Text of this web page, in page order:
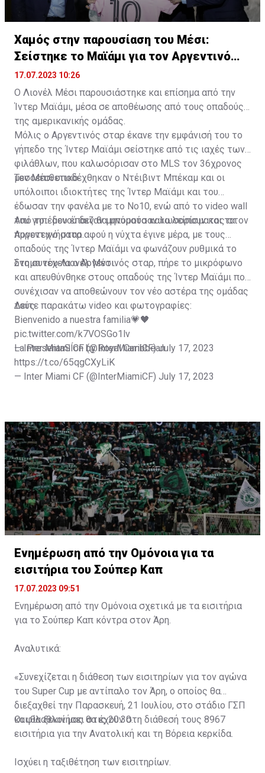
Χαμός στην παρουσίαση του Μέσι:
Σείστηκε το Μαϊάμι για τον Αργεντινό
σταρ
17.07.2023 10:26
Ο Λιονέλ Μέσι παρουσιάστηκε και επίσημα από την
Ίντερ Μαϊάμι, μέσα σε αποθέωσης από τους οπαδούς
της αμερικανικής ομάδας.
Μόλις ο Αργεντινός σταρ έκανε την εμφάνισή του το
γήπεδο της Ίντερ Μαϊάμι σείστηκε από τις ιαχές των
φιλάθλων, που καλωσόρισαν στο MLS τον 36χρονος
μεσοεπιθετικό.
Τον Μέσι υποδέχθηκαν ο Ντέιβιντ Μπέκαμ και οι
υπόλοιποι ιδιοκτήτες της Ίντερ Μαϊάμι και του
έδωσαν την φανέλα με το Νο10, ενώ από το video wall
του γηπέδου έπαιζαν μηνύματα καλωσορίσματος στον
Αργεντινό σταρ.
Από το... μενού δεν θα μπορούσαν να λείπουν και τα
πυροτεχνήματα αφού η νύχτα έγινε μέρα, με τους
οπαδούς της Ίντερ Μαϊάμι να φωνάζουν ρυθμικά το
όνομα του Λιονέλ Μέσι.
Στη συνέχεια ο Αργεντινός σταρ, πήρε το μικρόφωνο
και απευθύνθηκε στους οπαδούς της Ίντερ Μαϊάμι που
συνέχισαν να αποθεώνουν τον νέο αστέρα της ομάδας
τους.
Δείτε παρακάτω video και φωτογραφίες:
Bienvenido a nuestra familia💗🖤
pic.twitter.com/k7VOSGo1lv
— Inter Miami CF (@InterMiamiCF)July 17, 2023
La PresentaSÍon by Royal Caribbean
https://t.co/65qgCXyLiK
— Inter Miami CF (@InterMiamiCF) July 17, 2023
Ενημέρωση από την Ομόνοια για τα
εισιτήρια του Σούπερ Καπ
17.07.2023 09:51
Ενημέρωση από την Ομόνοια σχετικά με τα εισιτήρια
για το Σούπερ Καπ κόντρα στον Άρη.
Αναλυτικά:
«Συνεχίζεται η διάθεση των εισιτηρίων για τον αγώνα
του Super Cup με αντίπαλο τον Άρη, ο οποίος θα
διεξαχθεί την Παρασκευή, 21 Ιουλίου, στο στάδιο ΓΣΠ
και θα ξεκινήσει στις 20:30.
Οι φίλαθλοί μας θα έχουν στη διάθεσή τους 8967
εισιτήρια για την Ανατολική και τη Βόρεια κερκίδα.
Ισχύει η ταξιθέτηση των εισιτηρίων.